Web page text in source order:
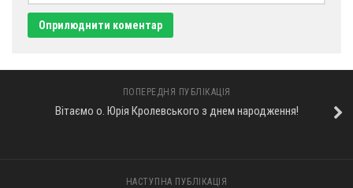
ПОПЕРЕДНЯ ПУБЛІКАЦІЯ
Вітаємо о. Юрія Кролевського з днем народження!
НАСТУПНА ПУБЛІКАЦІЯ